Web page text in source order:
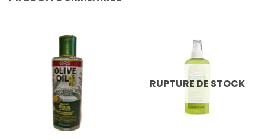
RUPTURE DE STOCK